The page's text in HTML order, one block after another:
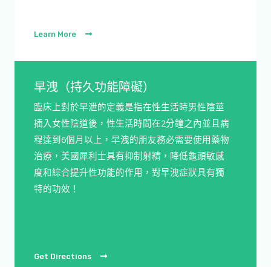
Learn More
早洩（持久功能障礙）
臨床上對於早泄的定義是指在性生活時男性陰莖
插入女性陰道後，性生活時間在2分鐘之內並且病
程達到6個月以上，早洩的朋友務必需要使用藥物
治療，美國犀利士具有抑制射精，降低龜頭敏感
度和綜合提升性功能的作用，對早洩症狀具有獨
特的功效！
Get Directions